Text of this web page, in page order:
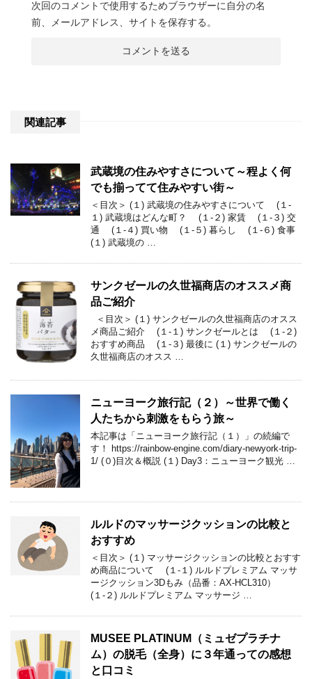
次回のコメントで使用するためブラウザーに自分の名
前、メールアドレス、サイトを保存する。
関連記事
武蔵境の住みやすさについて～程よく何
でも揃ってて住みやすい街～
＜目次＞ (１) 武蔵境の住みやすさについて (１-
１) 武蔵境はどんな町？ (１-２) 家賃 (１-３) 交
通 (１-４) 買い物 (１-５) 暮らし (１-６) 食事
(１) 武蔵境の …
サンクゼールの久世福商店のオススメ商
品ご紹介
＜目次＞ (１) サンクゼールの久世福商店のオスス
メ商品ご紹介 (１-１) サンクゼールとは (１-２)
おすすめ商品 (１-３) 最後に (１) サンクゼールの
久世福商店のオスス …
ニューヨーク旅行記（２）～世界で働く
人たちから刺激をもらう旅～
本記事は「ニューヨーク旅行記（１）」の続編で
す！ https://rainbow-engine.com/diary-newyork-trip-
1/ (０)目次＆概説 (１) Day3：ニューヨーク観光 …
ルルドのマッサージクッションの比較と
おすすめ
＜目次＞ (１) マッサージクッションの比較とおすす
め商品について (１-１) ルルドプレミアム マッサ
ージクッション3Dもみ（品番：AX-HCL310）
(１-２) ルルドプレミアム マッサージ …
MUSEE PLATINUM（ミュゼプラチナ
ム）の脱毛（全身）に３年通っての感想
と口コミ